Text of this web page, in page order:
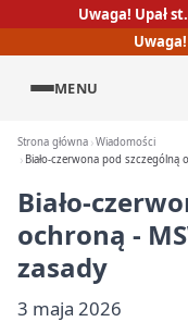
Uwaga! Upał
MENU
Strona główna Wiadomości
Biało-czerwona pod szczególną
Biało-
ochroną -
zasady
3 maja 2026